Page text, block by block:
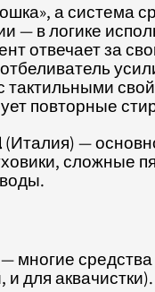
а система
— в логике
отвечает за
повторные
(Италия) —
сложные
для